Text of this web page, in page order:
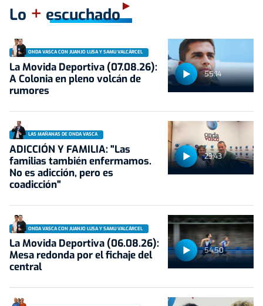
Lo + escuchado
55:14
ONDA VASCA CON JUANJO LUSA Y SAMU VALCÁRCEL
La Movida Deportiva (07.08.26):
A Colonia en pleno volcán de
rumores
23:43
LAS MAÑANAS DE ONDA VASCA
ADICCIÓN Y FAMILIA: "Las
familias también enfermamos.
No es adicción, pero es
coadicción"
54:50
ONDA VASCA CON JUANJO LUSA Y SAMU VALCÁRCEL
La Movida Deportiva (06.08.26):
Mesa redonda por el fichaje del
central